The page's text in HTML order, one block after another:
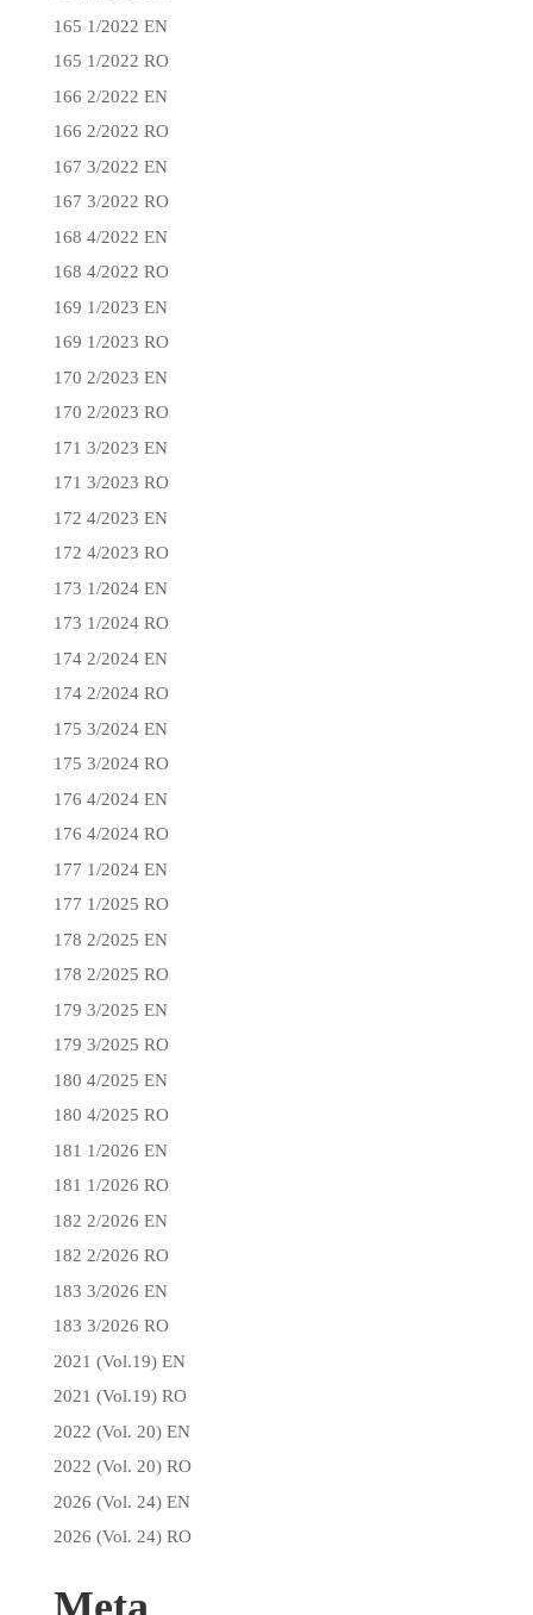
165 1/2022 EN
165 1/2022 RO
166 2/2022 EN
166 2/2022 RO
167 3/2022 EN
167 3/2022 RO
168 4/2022 EN
168 4/2022 RO
169 1/2023 EN
169 1/2023 RO
170 2/2023 EN
170 2/2023 RO
171 3/2023 EN
171 3/2023 RO
172 4/2023 EN
172 4/2023 RO
173 1/2024 EN
173 1/2024 RO
174 2/2024 EN
174 2/2024 RO
175 3/2024 EN
175 3/2024 RO
176 4/2024 EN
176 4/2024 RO
177 1/2024 EN
177 1/2025 RO
178 2/2025 EN
178 2/2025 RO
179 3/2025 EN
179 3/2025 RO
180 4/2025 EN
180 4/2025 RO
181 1/2026 EN
181 1/2026 RO
182 2/2026 EN
182 2/2026 RO
183 3/2026 EN
183 3/2026 RO
2021 (Vol.19) EN
2021 (Vol.19) RO
2022 (Vol. 20) EN
2022 (Vol. 20) RO
2026 (Vol. 24) EN
2026 (Vol. 24) RO